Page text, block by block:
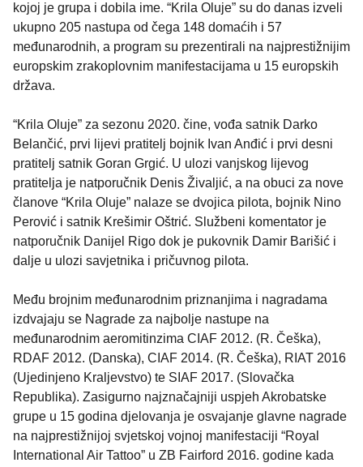
kojoj je grupa i dobila ime. “Krila Oluje” su do danas izveli
ukupno 205 nastupa od čega 148 domaćih i 57
međunarodnih, a program su prezentirali na najprestižnijim
europskim zrakoplovnim manifestacijama u 15 europskih
država.
“Krila Oluje” za sezonu 2020. čine, vođa satnik Darko
Belančić, prvi lijevi pratitelj bojnik Ivan Anđić i prvi desni
pratitelj satnik Goran Grgić. U ulozi vanjskog lijevog
pratitelja je natporučnik Denis Živaljić, a na obuci za nove
članove “Krila Oluje” nalaze se dvojica pilota, bojnik Nino
Perović i satnik Krešimir Oštrić. Službeni komentator je
natporučnik Danijel Rigo dok je pukovnik Damir Barišić i
dalje u ulozi savjetnika i pričuvnog pilota.
Među brojnim međunarodnim priznanjima i nagradama
izdvajaju se Nagrade za najbolje nastupe na
međunarodnim aeromitinzima CIAF 2012. (R. Češka),
RDAF 2012. (Danska), CIAF 2014. (R. Češka), RIAT 2016
(Ujedinjeno Kraljevstvo) te SIAF 2017. (Slovačka
Republika). Zasigurno najznačajniji uspjeh Akrobatske
grupe u 15 godina djelovanja je osvajanje glavne nagrade
na najprestižnijoj svjetskoj vojnoj manifestaciji “Royal
International Air Tattoo” u ZB Fairford 2016. godine kada